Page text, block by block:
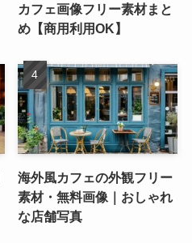
カフェ画像フリー素材まと
め【商用利用OK】
海外風カフェの外観フリー
素材・無料画像｜おしゃれ
な店舗写真